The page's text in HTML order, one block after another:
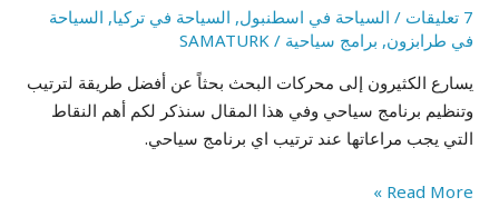
7 تعليقات / السياحة في اسطنبول, السياحة في تركيا, السياحة
في طرابزون, برامج سياحية /
SAMATURK
يسارع الكثيرون إلى محركات البحث بحثاً عن أفضل طريقة لترتيب
وتنظيم برنامج سياحي وفي هذا المقال سنذكر لكم أهم النقاط
التي يجب مراعاتها عند ترتيب اي برنامج سياحي.
Read More »